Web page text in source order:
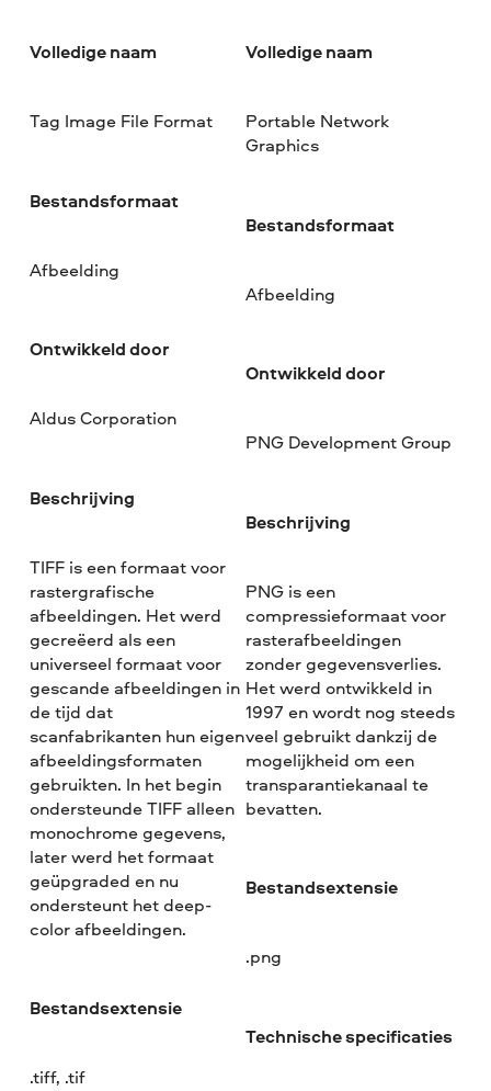
Volledige naam
Tag Image File Format
Bestandsformaat
Afbeelding
Ontwikkeld door
Aldus Corporation
Beschrijving
TIFF is een formaat voor
rastergrafische
afbeeldingen. Het werd
gecreëerd als een
universeel formaat voor
gescande afbeeldingen in
de tijd dat
scanfabrikanten hun eigen
afbeeldingsformaten
gebruikten. In het begin
ondersteunde TIFF alleen
monochrome gegevens,
later werd het formaat
geüpgraded en nu
ondersteunt het deep-
color afbeeldingen.
Bestandsextensie
.tiff, .tif
Volledige naam
Portable Network
Graphics
Bestandsformaat
Afbeelding
Ontwikkeld door
PNG Development Group
Beschrijving
PNG is een
compressieformaat voor
rasterafbeeldingen
zonder gegevensverlies.
Het werd ontwikkeld in
1997 en wordt nog steeds
veel gebruikt dankzij de
mogelijkheid om een
transparantiekanaal te
bevatten.
Bestandsextensie
.png
Technische specificaties